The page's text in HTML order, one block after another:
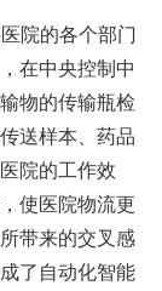
院的各个部门
在中央控制中
物的传输瓶检
送样本、药品
院的工作效
使医院物流更
带来的交叉感
了自动化智能